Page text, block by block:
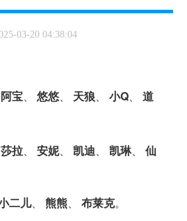
03-20 04:38:04
阿宝、 悠悠、 天狼、 小Q、 道
莎拉、 安妮、 凯迪、 凯琳、 仙
二儿、 熊熊、 布莱克。